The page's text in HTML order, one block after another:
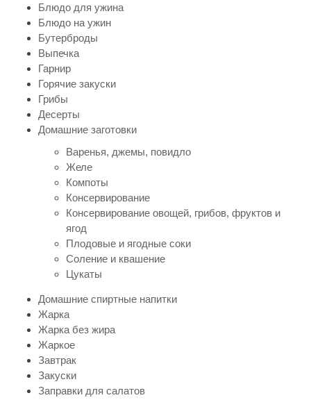
Блюдо для ужина
Блюдо на ужин
Бутерброды
Выпечка
Гарнир
Горячие закуски
Грибы
Десерты
Домашние заготовки
Варенья, джемы, повидло
Желе
Компоты
Консервирование
Консервирование овощей, грибов, фруктов и
ягод
Плодовые и ягодные соки
Соление и квашение
Цукаты
Домашние спиртные напитки
Жарка
Жарка без жира
Жаркое
Завтрак
Закуски
Заправки для салатов